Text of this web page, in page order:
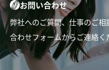
お問い合わせ
弊社へのご質問、仕事のご
合わせフォームからご連絡く